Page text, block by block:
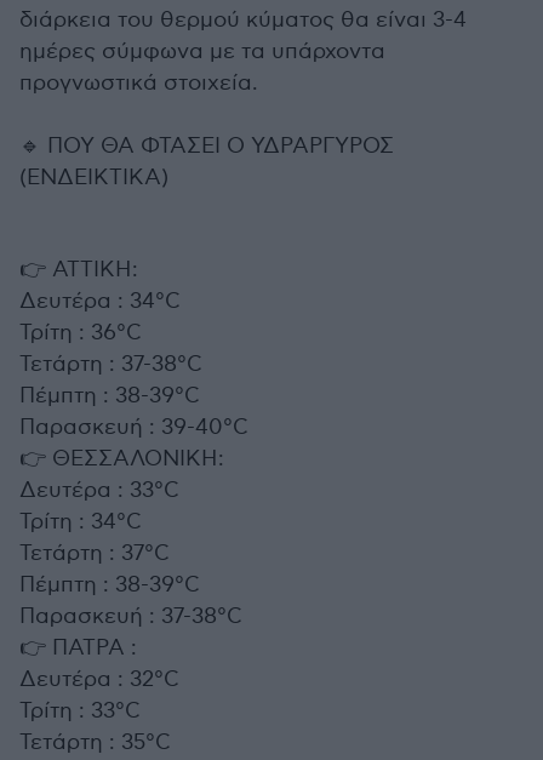
διάρκεια του θερμού κύματος θα είναι 3-4
ημέρες σύμφωνα με τα υπάρχοντα
προγνωστικά στοιχεία.
🔹 ΠΟΥ ΘΑ ΦΤΑΣΕΙ Ο ΥΔΡΑΡΓΥΡΟΣ
(ΕΝΔΕΙΚΤΙΚΑ)
👉 ΑΤΤΙΚΗ:
Δευτέρα : 34°C
Τρίτη : 36°C
Τετάρτη : 37-38°C
Πέμπτη : 38-39°C
Παρασκευή : 39-40°C
👉 ΘΕΣΣΑΛΟΝΙΚΗ:
Δευτέρα : 33°C
Τρίτη : 34°C
Τετάρτη : 37°C
Πέμπτη : 38-39°C
Παρασκευή : 37-38°C
👉 ΠΑΤΡΑ :
Δευτέρα : 32°C
Τρίτη : 33°C
Τετάρτη : 35°C